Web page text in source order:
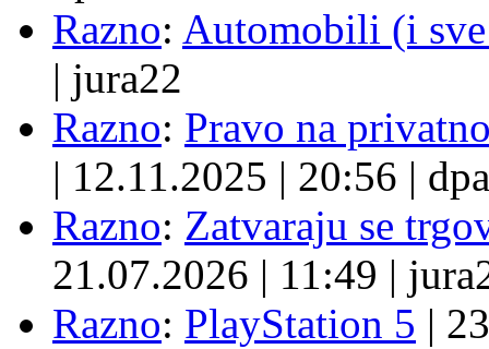
Razno: Automobili (i
| jura22
Razno: Pravo na
| 12.11.2025 | 20:56 |
Razno: Zatvaraju se
21.07.2026 | 11:49 |
Razno: PlayStation 5 |